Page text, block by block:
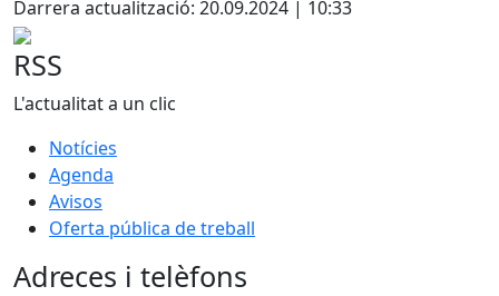
Darrera actualització: 20.09.2024 | 10:33
RSS
L'actualitat a un clic
Notícies
Agenda
Avisos
Oferta pública de treball
Adreces i telèfons